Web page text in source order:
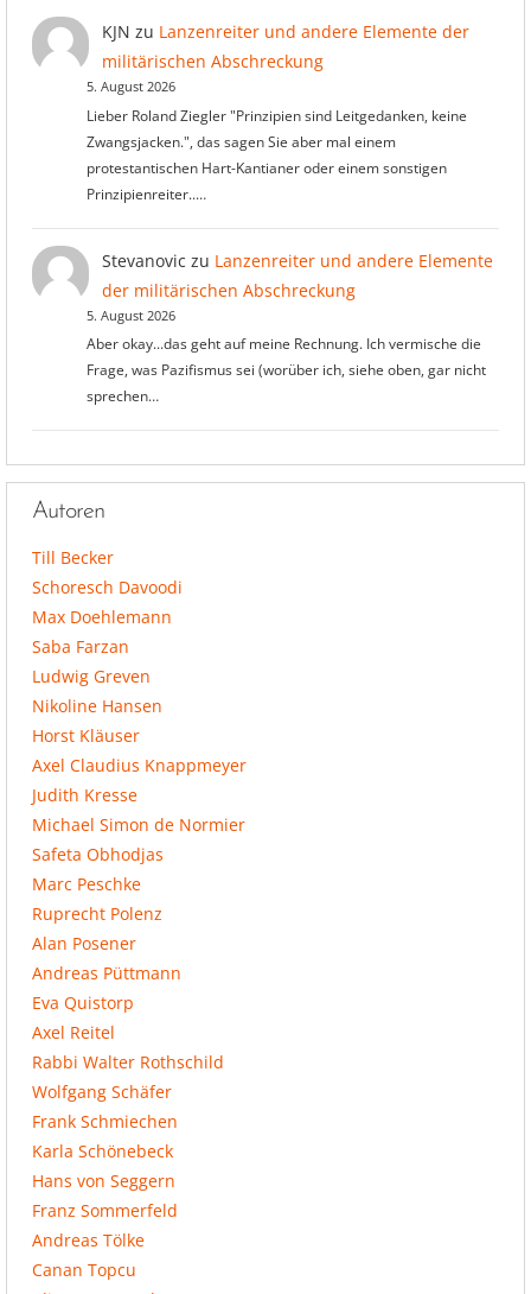
KJN zu Lanzenreiter und andere Elemente der
militärischen Abschreckung
5. August 2026
Lieber Roland Ziegler "Prinzipien sind Leitgedanken, keine
Zwangsjacken.", das sagen Sie aber mal einem
protestantischen Hart-Kantianer oder einem sonstigen
Prinzipienreiter..…
Stevanovic zu Lanzenreiter und andere Elemente
der militärischen Abschreckung
5. August 2026
Aber okay...das geht auf meine Rechnung. Ich vermische die
Frage, was Pazifismus sei (worüber ich, siehe oben, gar nicht
sprechen…
Autoren
Till Becker
Schoresch Davoodi
Max Doehlemann
Saba Farzan
Ludwig Greven
Nikoline Hansen
Horst Kläuser
Axel Claudius Knappmeyer
Judith Kresse
Michael Simon de Normier
Safeta Obhodjas
Marc Peschke
Ruprecht Polenz
Alan Posener
Andreas Püttmann
Eva Quistorp
Axel Reitel
Rabbi Walter Rothschild
Wolfgang Schäfer
Frank Schmiechen
Karla Schönebeck
Hans von Seggern
Franz Sommerfeld
Andreas Tölke
Canan Topcu